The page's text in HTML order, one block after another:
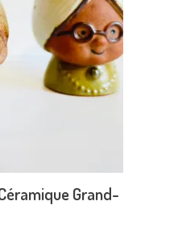
Grand-